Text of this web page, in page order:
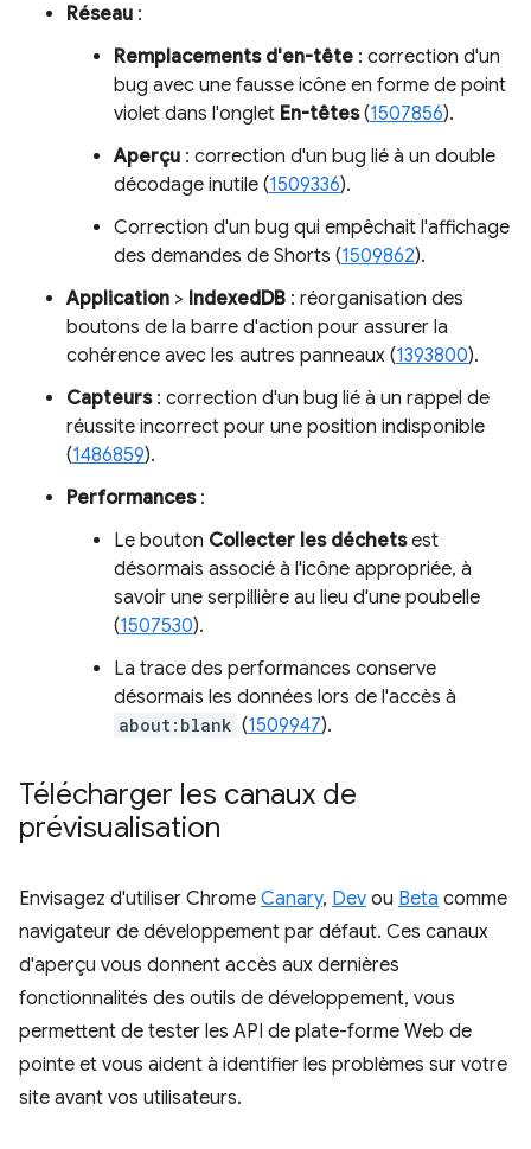
Réseau :
Remplacements d'en-tête : correction d'un
bug avec une fausse icône en forme de point
violet dans l'onglet En-têtes(1507856).
Aperçu : correction d'un bug lié à un double
décodage inutile (1509336).
Correction d'un bug qui empêchait l'affichage
des demandes de Shorts (1509862).
Application > IndexedDB : réorganisation des
boutons de la barre d'action pour assurer la
cohérence avec les autres panneaux (1393800).
Capteurs: correction d'un bug lié à un rappel de
réussite incorrect pour une position indisponible
(1486859).
Performances:
Le bouton Collecter les déchetsest
désormais associé à l'icône appropriée, à
savoir une serpillière au lieu d'une poubelle
(1507530).
La trace des performances conserve
désormais les données lors de l'accès à
about:blank (1509947).
Télécharger les canaux de
prévisualisation
Envisagez d'utiliser Chrome Canary, Dev ou Beta comme
navigateur de développement par défaut. Ces canaux
d'aperçu vous donnent accès aux dernières
fonctionnalités des outils de développement, vous
permettent de tester les API de plate-forme Web de
pointe et vous aident à identifier les problèmes sur votre
site avant vos utilisateurs.